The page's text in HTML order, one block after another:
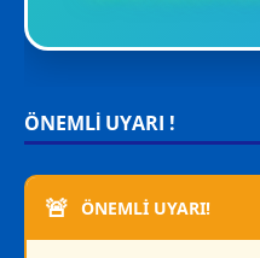
ÖNEMLİ UYARI !
🚨 ÖNEMLİ UYARI!